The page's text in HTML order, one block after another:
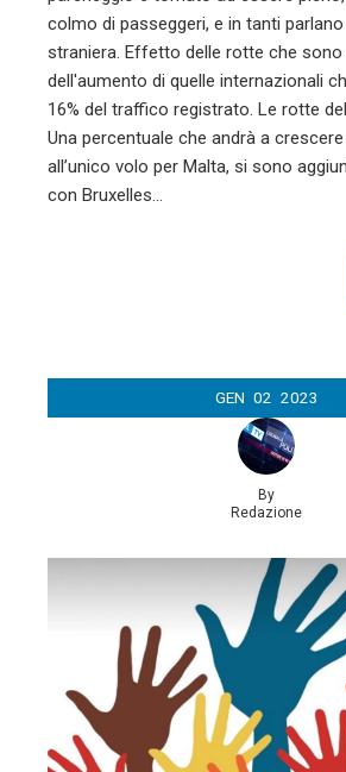
colmo di passeggeri, e in tanti
straniera. Effetto delle rotte che sono
dell'aumento di quelle internazionali
16% del traffico registrato. Le rotte
Una percentuale che andrà a
all’unico volo per Malta, si sono
con Bruxelles…
GEN 02 2023
By
Redazione